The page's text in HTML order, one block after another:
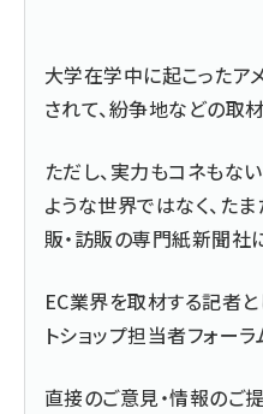
大学在学中に起こったア
されて、紛争地などの取
ただし、実力もコネもな
ような世界ではなく、た
販・訪販の専門紙新聞社
EC業界を取材する記者と
トショップ担当者フォー
直接のご意見・情報のご